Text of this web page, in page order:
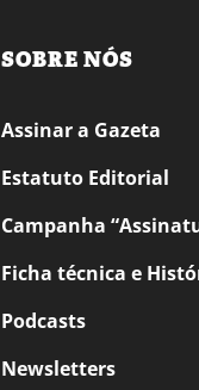
SOBRE NÓS
Assinar a Gazeta
Estatuto Editorial
Campanha
Ficha técnica e
Podcasts
Newsletters